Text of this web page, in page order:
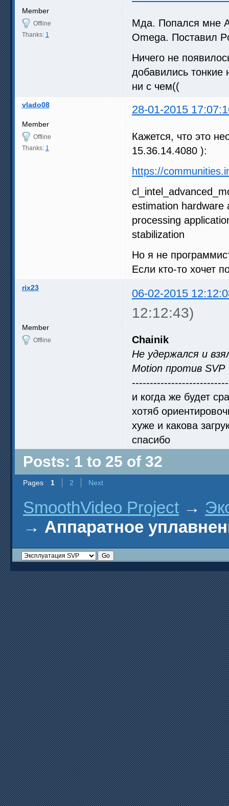
Member
Offline
Thanks: 1
Мда. Попался мне
Omega. Поставил
Ничего не
добавились тонкие
ни с чем((
vlado08 28-01-2015
Member
Offline
Thanks: 1
Кажется, что это
15.36.14.4080 ):
https://
estimation hardware
processing
stabilization
Но я не
Если кто-то хочет
rix23 06-02-2015
12:12:43)
Member
Offline
Chainik
Не удержался и
Motion против SVP
и когда же будет
хотяб
хуже и какова
спасибо
Posts: 1 to 25 of 32
Pages 1 2 Next
SmoothVideo Project →
→ Аппаратное